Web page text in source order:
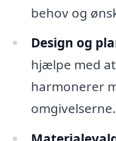
behov og
Design og
hjælpe med
harmonerer
omgivelserne.